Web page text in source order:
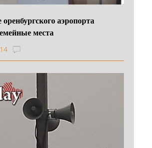
аэропорта
места